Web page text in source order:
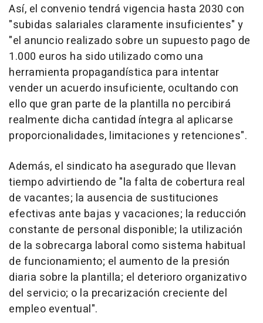
Así, el convenio tendrá vigencia hasta 2030 con
"subidas salariales claramente insuficientes" y
"el anuncio realizado sobre un supuesto pago de
1.000 euros ha sido utilizado como una
herramienta propagandística para intentar
vender un acuerdo insuficiente, ocultando con
ello que gran parte de la plantilla no percibirá
realmente dicha cantidad íntegra al aplicarse
proporcionalidades, limitaciones y retenciones".
Además, el sindicato ha asegurado que llevan
tiempo advirtiendo de "la falta de cobertura real
de vacantes; la ausencia de sustituciones
efectivas ante bajas y vacaciones; la reducción
constante de personal disponible; la utilización
de la sobrecarga laboral como sistema habitual
de funcionamiento; el aumento de la presión
diaria sobre la plantilla; el deterioro organizativo
del servicio; o la precarización creciente del
empleo eventual".